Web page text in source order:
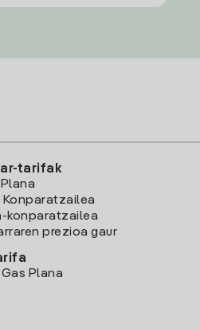
tarifak
Konparatzailea
konparatzailea
prezioa gaur
Plana